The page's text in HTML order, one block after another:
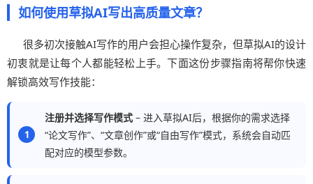
如何使用草拟AI写出高质量文章？
很多初次接触AI写作的用户会担心操作复杂，但草拟AI的设计
初衷就是让每个人都能轻松上手。下面这份步骤指南将帮你快速
解锁高效写作技能：
注册并选择写作模式 – 进入草拟AI后，根据你的需求选择
“论文写作”、“文章创作”或“自由写作”模式，系统会自动匹
配对应的模型参数。